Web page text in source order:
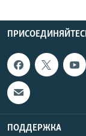
ПОДДЕРЖКА